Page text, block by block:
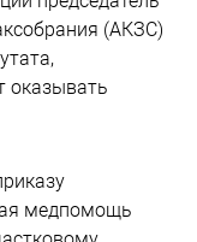
(АКЗС)
оказывать
медпомощь